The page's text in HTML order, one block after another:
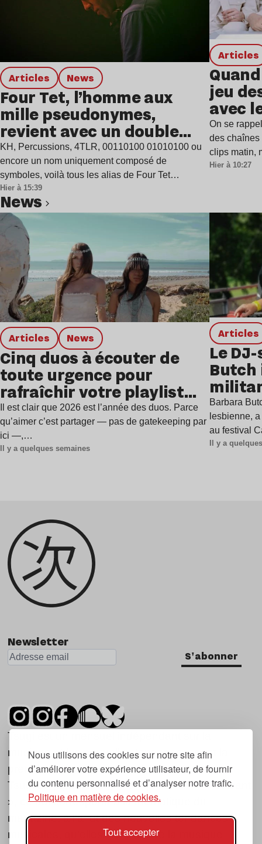
Nous utilisons des cookies sur notre site afin
d’améliorer votre expérience utilisateur, de fournir
du contenu personnalisé et d’analyser notre trafic.
Politique en matière de cookies.
Tout accepter
Articles news
Four Tet, l’homme aux
mille pseudonymes,
revient avec un double
single
KH, Percussions, 4TLR, 00110100 01010100 ou
encore un nom uniquement composé de
symboles, voilà tous les alias de Four Tet…
Hier à 15:39
Articles
jeu
avec
On se
des
clips matin,
Hier à 10:27
news
Articles news
Cinq duos à écouter de
toute urgence pour
rafraîchir votre playlist
estivale
Il est clair que 2026 est l’année des duos. Parce
qu’aimer c’est partager — pas de gatekeeping par
ici —,…
Il y a quelques semaines
Articles
Le
Butch
à
Barbara
lesbienne,
au festival
Il y a
Lire l’article
Newsletter
S'abonner
Tsugi est un mensuel indépendant sur la
musique et les nouvelles tendances, dont la
première parution date de 2007.
Tsugi en japonais signifie « prochain », « suivant
», ce qui correspond à la thématique du
magazine, à l’affût des nouvelles tendances
musicales, qu’elles viennent de la musique